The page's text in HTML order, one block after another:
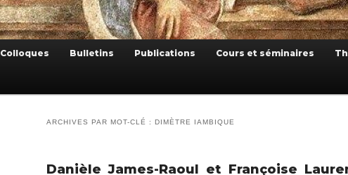
Colloques Bulletins Publications Cours et séminaires
ARCHIVES PAR MOT-CLÉ : DIMÈTRE IAMBIQUE
Danièle James-Raoul et Françoise